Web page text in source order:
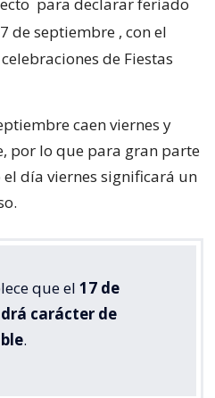
de septiembre , con el
de Fiestas
caen viernes y
por lo que para gran parte
día viernes significará un
que el 17 de
carácter de
.